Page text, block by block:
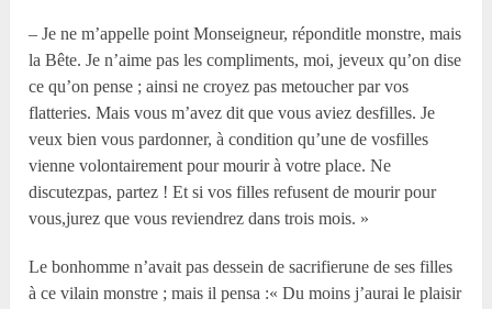
– Je ne m’appelle point Monseigneur, réponditle monstre, mais
la Bête. Je n’aime pas les compliments, moi, jeveux qu’on dise
ce qu’on pense ; ainsi ne croyez pas metoucher par vos
flatteries. Mais vous m’avez dit que vous aviez desfilles. Je
veux bien vous pardonner, à condition qu’une de vosfilles
vienne volontairement pour mourir à votre place. Ne
discutezpas, partez ! Et si vos filles refusent de mourir pour
vous,jurez que vous reviendrez dans trois mois. »
Le bonhomme n’avait pas dessein de sacrifierune de ses filles
à ce vilain monstre ; mais il pensa :« Du moins j’aurai le plaisir